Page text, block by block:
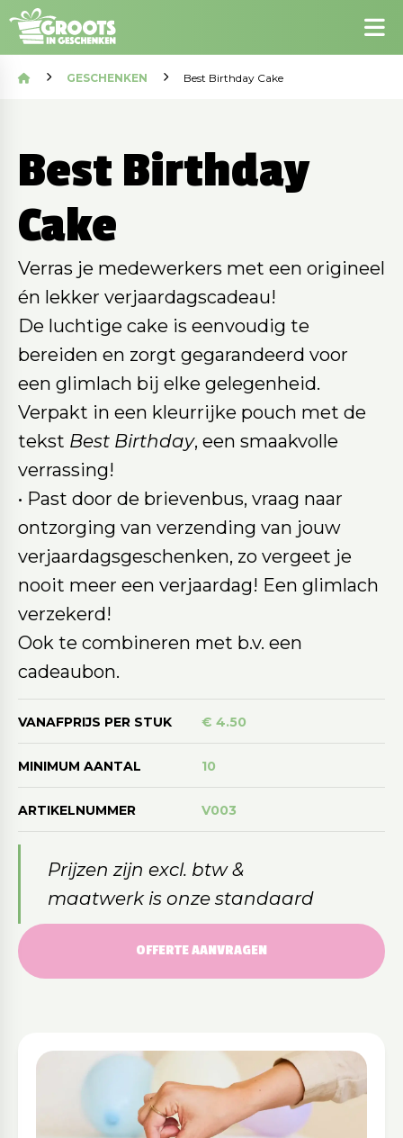
GESCHENKEN Best Birthday Cake
Best Birthday
Cake
Verras je medewerkers met een origineel
én lekker verjaardagscadeau!
De luchtige cake is eenvoudig te
bereiden en zorgt gegarandeerd voor
een glimlach bij elke gelegenheid.
Verpakt in een kleurrijke pouch met de
tekst Best Birthday, een smaakvolle
verrassing!
• Past door de brievenbus, vraag naar
ontzorging van verzending van jouw
verjaardagsgeschenken, zo vergeet je
nooit meer een verjaardag! Een glimlach
verzekerd!
Ook te combineren met b.v. een
cadeaubon.
VANAFPRIJS PER STUK € 4.50
MINIMUM AANTAL 10
ARTIKELNUMMER V003
Prijzen zijn excl. btw &
maatwerk is onze standaard
OFFERTE AANVRAGEN